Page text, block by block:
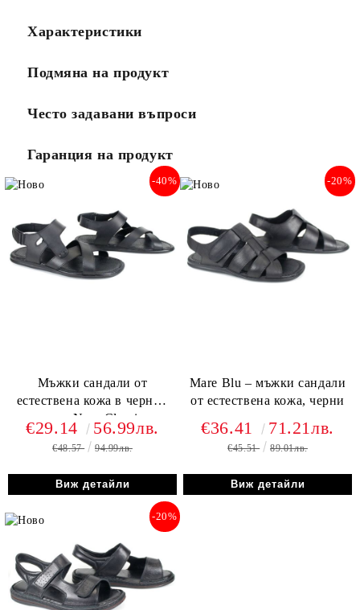
Характеристики
Подмяна на продукт
Често задавани въпроси
Гаранция на продукт
Мъжки сандали от
естествена кожа в черно -
модел Nero Classico
-40%
€29.14 56.99лв.
€48.57 94.99лв.
Виж детайли
Mare Blu – мъжки сандали
от естествена кожа, черни
-20%
€36.41 71.21лв.
€45.51 89.01лв.
Виж детайли
-20%